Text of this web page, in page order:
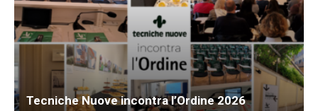
Tecniche Nuove incontra l’Ordine 2026